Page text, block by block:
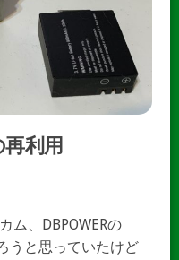
利用
ム、DBPOWERの
うと思っていたけど